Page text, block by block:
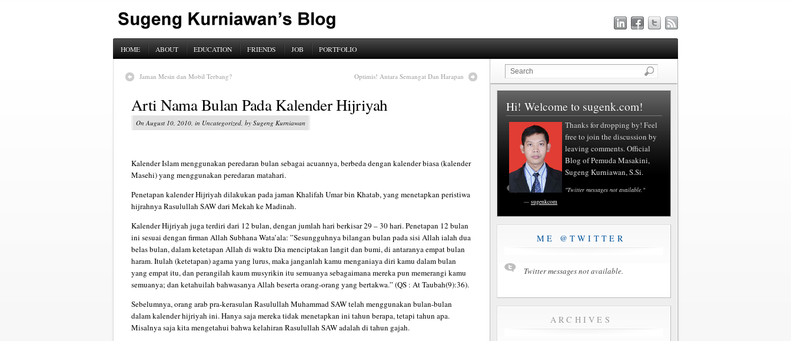
HOME ABOUT EDUCATION FRIENDS JOB PORTFOLIO
Jaman Mesin dan Mobil Terbang? Optimis! Antara Semangat Dan Harapan
Arti Nama Bulan Pada Kalender Hijriyah
On August 10, 2010, in Uncategorized, by Sugeng Kurniawan
Kalender Islam menggunakan peredaran bulan sebagai acuannya, berbeda dengan kalender biasa (kalender
Masehi) yang menggunakan peredaran matahari.
Penetapan kalender Hijriyah dilakukan pada jaman Khalifah Umar bin Khatab, yang menetapkan peristiwa
hijrahnya Rasulullah SAW dari Mekah ke Madinah.
Kalender Hijriyah juga terdiri dari 12 bulan, dengan jumlah hari berkisar 29 – 30 hari. Penetapan 12 bulan
ini sesuai dengan firman Allah Subhana Wata’ala: ”Sesungguhnya bilangan bulan pada sisi Allah ialah dua
belas bulan, dalam ketetapan Allah di waktu Dia menciptakan langit dan bumi, di antaranya empat bulan
haram. Itulah (ketetapan) agama yang lurus, maka janganlah kamu menganiaya diri kamu dalam bulan
yang empat itu, dan perangilah kaum musyrikin itu semuanya sebagaimana mereka pun memerangi kamu
semuanya; dan ketahuilah bahwasanya Allah beserta orang-orang yang bertakwa.” (QS : At Taubah(9):36).
Sebelumnya, orang arab pra-kerasulan Rasulullah Muhammad SAW telah menggunakan bulan-bulan
dalam kalender hijriyah ini. Hanya saja mereka tidak menetapkan ini tahun berapa, tetapi tahun apa.
Misalnya saja kita mengetahui bahwa kelahiran Rasulullah SAW adalah di tahun gajah.
Hi! Welcome to sugenk.com!
Thanks for dropping by! Feel
free to join the discussion by
leaving comments. Official
Blog of Pemuda Masakini,
Sugeng Kurniawan, S.Si.
"Twitter messages not available."
— sugenkcom
ME @TWITTER
Twitter messages not available.
ARCHIVES